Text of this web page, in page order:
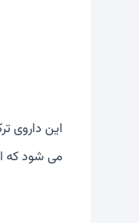
این داروی
می شود که